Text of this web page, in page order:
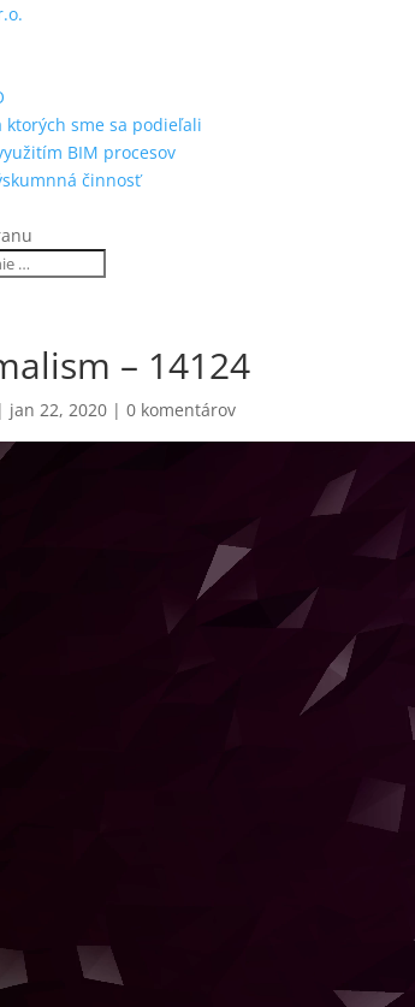
ktorých sme sa podieľali
BIM procesov
činnosť
– 14124
| jan 22, 2020 |0 komentárov